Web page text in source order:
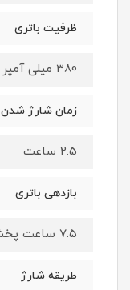
ظرفیت باتری
380 میلی آمپر ساعت
زمان شارژ شدن
2.5 ساعت
بازدهی باتری
7.5 ساعت پخش موسیقی 4.5 ساعت مکالمه
طریقه شارژ